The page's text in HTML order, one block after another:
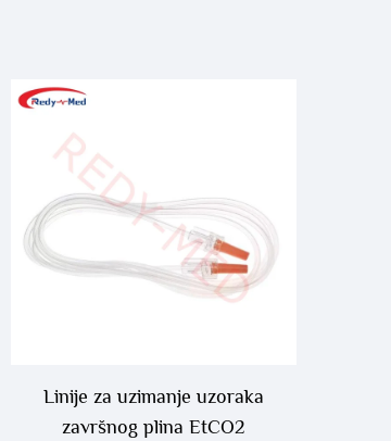
Linije za uzimanje uzoraka
završnog plina EtCO2